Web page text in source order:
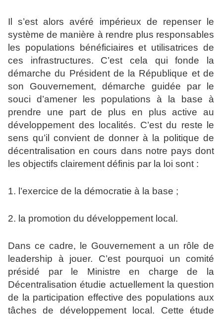
Il s’est alors avéré impérieux de repenser le
système de manière à rendre plus responsables
les populations bénéficiaires et utilisatrices de
ces infrastructures. C’est cela qui fonde la
démarche du Président de la République et de
son Gouvernement, démarche guidée par le
souci d’amener les populations à la base à
prendre une part de plus en plus active au
développement des localités. C’est du reste le
sens qu’il convient de donner à la politique de
décentralisation en cours dans notre pays dont
les objectifs clairement définis par la loi sont :
1. l’exercice de la démocratie à la base ;
2. la promotion du développement local.
Dans ce cadre, le Gouvernement a un rôle de
leadership à jouer. C’est pourquoi un comité
présidé par le Ministre en charge de la
Décentralisation étudie actuellement la question
de la participation effective des populations aux
tâches de développement local. Cette étude